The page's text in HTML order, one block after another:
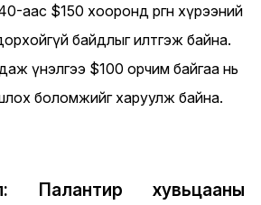
аас $150 хооронд өргөн хүрээний
байдлыг илтгэж байна.
үнэлгээ $100 орчим байгаа нь
боломжийг харуулж байна.
Палантир хувьцааны